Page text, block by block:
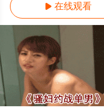
 在线观看